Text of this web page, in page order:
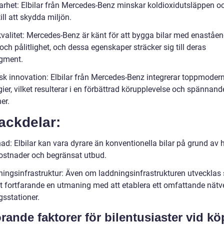
Elbilar från Mercedes-Benz minskar koldioxidutsläppen
att skydda miljön.
Mercedes-Benz är känt för att bygga bilar med
pålitlighet, och dessa egenskaper sträcker sig till deras
innovation: Elbilar från Mercedes-Benz integrerar
vilket resulterar i en förbättrad körupplevelse och
Elbilar kan vara dyrare än konventionella bilar på grund av
och begränsat utbud.
Även om laddningsinfrastrukturen utvecklas
fortfarande en utmaning med att etablera ett omfattande
faktorer för bilentusiaster vid